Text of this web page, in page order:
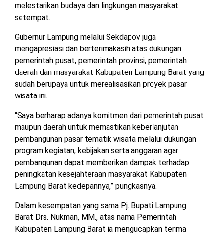
melestarikan budaya dan lingkungan masyarakat
setempat.
Gubernur Lampung melalui Sekdapov juga
mengapresiasi dan berterimakasih atas dukungan
pemerintah pusat, pemerintah provinsi, pemerintah
daerah dan masyarakat Kabupaten Lampung Barat yang
sudah berupaya untuk merealisasikan proyek pasar
wisata ini.
“Saya berharap adanya komitmen dari pemerintah pusat
maupun daerah untuk memastikan keberlanjutan
pembangunan pasar tematik wisata melalui dukungan
program kegiatan, kebijakan serta anggaran agar
pembangunan dapat memberikan dampak terhadap
peningkatan kesejahteraan masyarakat Kabupaten
Lampung Barat kedepannya,” pungkasnya.
Dalam kesempatan yang sama Pj. Bupati Lampung
Barat Drs. Nukman, MM., atas nama Pemerintah
Kabupaten Lampung Barat ia mengucapkan terima